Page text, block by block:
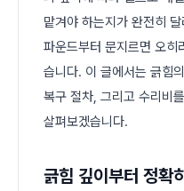
맡겨야 하는지가 완전히
파운드부터 문지르면 오히
습니다. 이 글에서는 긁힘
복구 절차, 그리고 수리비
살펴보겠습니다.
긁힘 깊이부터 정확